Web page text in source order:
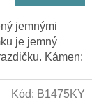
jemnými
je jemný
Kámen:
Kód: B1475KY